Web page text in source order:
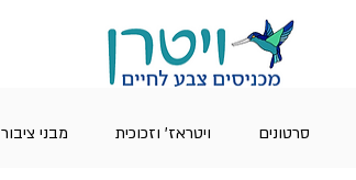
סרטונים ויטראז' וזכוכית מבני ציבור